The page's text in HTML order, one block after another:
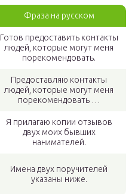
Фраза на русском
Готов предоставить контакты
людей, которые могут меня
порекомендовать.
Предоставляю контакты
людей, которые могут меня
порекомендовать …
Я прилагаю копии отзывов
двух моих бывших
нанимателей.
Имена двух поручителей
указаны ниже.